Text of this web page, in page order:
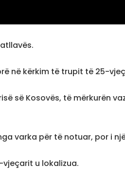
në kërkim të trupit të 25-
së Kosovës, të mërkurën
varka për të notuar, por i
vjeçarit u lokalizua.